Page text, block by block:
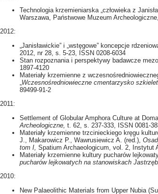
Technologia krzemieniarska „człowieka z
Warszawa, Państwowe Muzeum
2012:
„Janisławickie” i „wstęgowe” koncepcje
2012, nr 28, s. 5-23, ISSN 0208-6034
Stan rozpoznania i perspektywy badawcze
1897-4120
Materiały krzemienne z
Wczesnośredniowieczne cmentarzysko
89499-91-2
2011:
Settlement of Globular Amphora Culture at
Archeologiczne, t. 62, s. 237-333, ISSN 0081-
Materiały krzemienne trzcinieckiego kręgu
J., Makarowicz P., Wawrusiewicz A. (red.),
tom I, Spatium Archaeologicum, vol. 2, Instytut
Materiały krzemienne kultury pucharów
pucharów lejkowatych na stanowiskach
2010:
New Palaeolithic Materials from Upper Nubia